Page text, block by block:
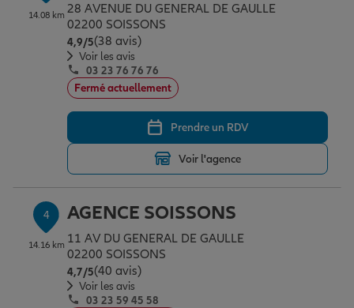
Protection juridique
Retraite
Tous nos devis d'assurance
14.08 km 28 AVENUE DU GENERAL DE GAULLE
02200 SOISSONS
4,9/5Note de 4.9 sur 5
(38 avis)
Voir les avis
03 23 76 76 76
Fermé actuellement
Prendre un RDV
Voir l'agence
4
14.16 km
AGENCE SOISSONS
11 AV DU GENERAL DE GAULLE
02200 SOISSONS
4,7/5Note de 4.7 sur 5
(40 avis)
Voir les avis
03 23 59 45 58